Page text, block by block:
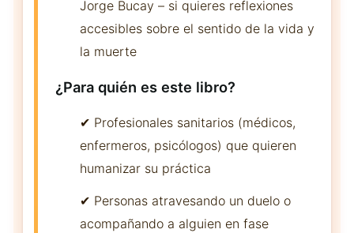
Jorge Bucay – si quieres reflexiones
accesibles sobre el sentido de la vida y
la muerte
¿Para quién es este libro?
✔ Profesionales sanitarios (médicos,
enfermeros, psicólogos) que quieren
humanizar su práctica
✔ Personas atravesando un duelo o
acompañando a alguien en fase